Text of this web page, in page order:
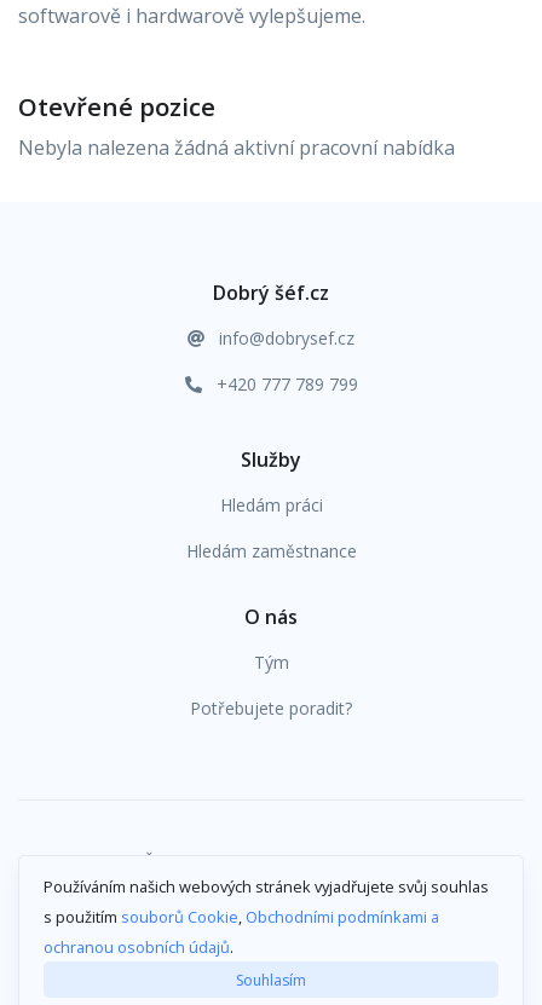
softwarově i hardwarově vylepšujeme.
Otevřené pozice
Nebyla nalezena žádná aktivní pracovní nabídka
Dobrý šéf.cz
info@dobrysef.cz
+420 777 789 799
Služby
Hledám práci
Hledám zaměstnance
O nás
Tým
Potřebujete poradit?
Get Best s.r.o., IČ: 29048362
Používáním našich webových stránek vyjadřujete svůj souhlas
s použitím souborů Cookie, Obchodními podmínkami a
ochranou osobních údajů.
Souhlasím